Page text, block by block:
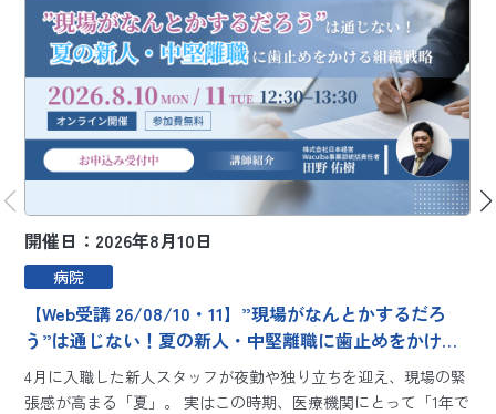
開催日：2026年8月10日
病院
【Web受講 26/08/10・11】”現場がなんとかするだろ
う”は通じない！夏の新人・中堅離職に歯止めをかける
組織戦略～エンゲージメントをシステムで客観視し、明
日から現場で使える定着メソッド～
4月に入職した新人スタッフが夜勤や独り立ちを迎え、現場の緊
張感が高まる「夏」。 実はこの時期、医療機関にとって「1年で